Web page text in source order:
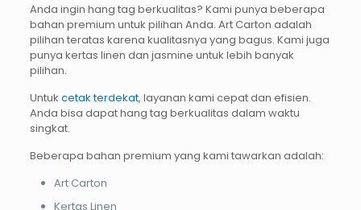
Anda ingin hang tag berkualitas? Kami punya beberapa
bahan premium untuk pilihan Anda. Art Carton adalah
pilihan teratas karena kualitasnya yang bagus. Kami juga
punya kertas linen dan jasmine untuk lebih banyak
pilihan.
Untuk cetak terdekat, layanan kami cepat dan efisien.
Anda bisa dapat hang tag berkualitas dalam waktu
singkat.
Beberapa bahan premium yang kami tawarkan adalah:
Art Carton
Kertas Linen